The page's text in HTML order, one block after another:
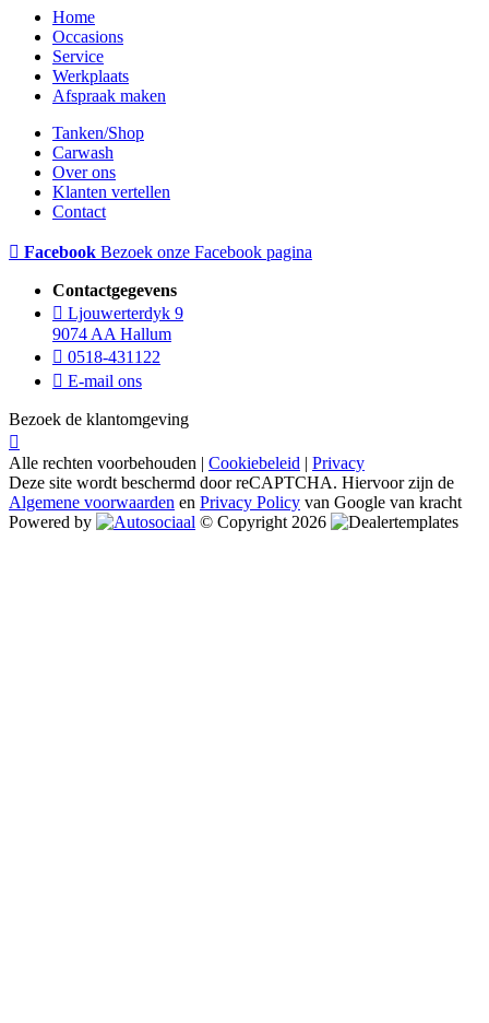
Home
Occasions
Service
Werkplaats
Afspraak maken
Tanken/Shop
Carwash
Over ons
Klanten vertellen
Contact
Facebook Bezoek onze Facebook pagina
Contactgegevens
Ljouwerterdyk 9
9074 AA Hallum
0518-431122
E-mail ons
Bezoek de klantomgeving
Alle rechten voorbehouden | Cookiebeleid | Privacy
Deze site wordt beschermd door reCAPTCHA. Hiervoor zijn de
Algemene voorwaarden en Privacy Policy van Google van kracht
Powered by
© Copyright 2026